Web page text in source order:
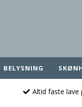
BELYSNING
Altid faste lave